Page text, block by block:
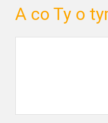
A co Ty o